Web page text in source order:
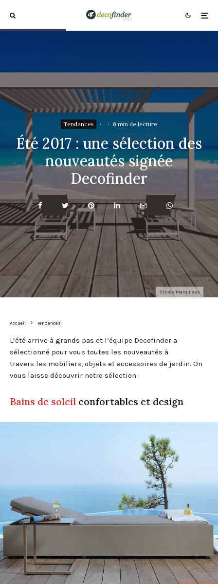
Stores Marquises
Tendances · · 6 min de lecture
Été 2017 : une sélection des
nouveautés signée
Decofinder
Accueil Tendances
L’été arrive à grands pas et l’équipe Decofinder a
sélectionné pour vous toutes les nouveautés à
travers les mobiliers, objets et accessoires de jardin. On
vous laisse découvrir notre sélection :
Bains de soleil confortables et design